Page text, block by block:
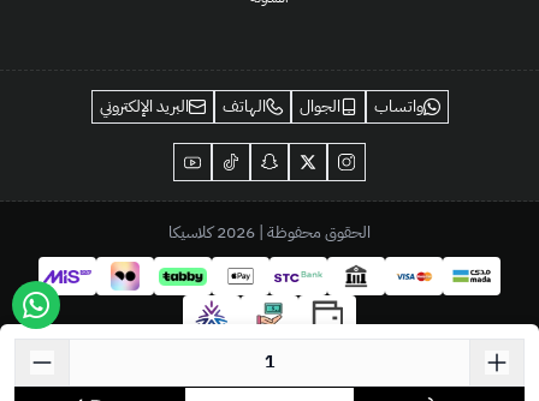
واتساب الجوال الهاتف البريد الإلكتروني
الحقوق محفوظة | 2026 كلاسيكا